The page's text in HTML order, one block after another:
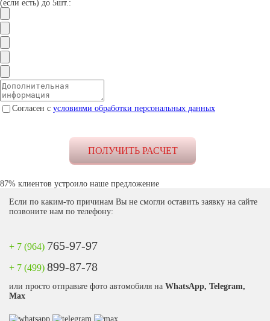
(если есть) до 5шт.:
Согласен с условиями обработки персональных данных
87% клиентов устроило наше предложение
Если по каким-то причинам Вы не смогли оставить заявку на сайте
позвоните нам по телефону:
+ 7 (964) 765-97-97
+ 7 (499) 899-87-78
или просто отправьте фото автомобиля на WhatsApp, Telegram,
Max